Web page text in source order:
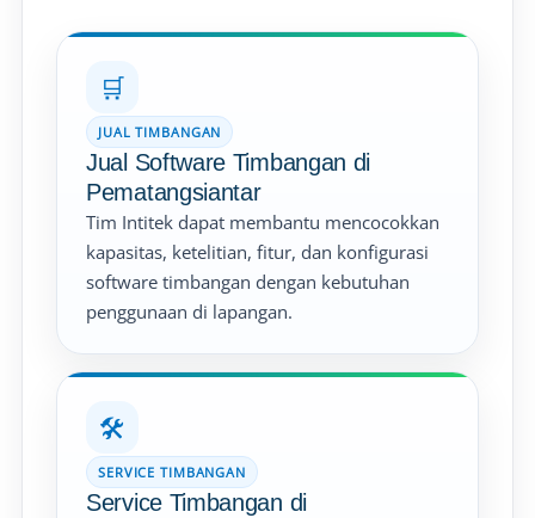
🛒
JUAL TIMBANGAN
Jual Software Timbangan di
Pematangsiantar
Tim Intitek dapat membantu mencocokkan
kapasitas, ketelitian, fitur, dan konfigurasi
software timbangan dengan kebutuhan
penggunaan di lapangan.
🛠️
SERVICE TIMBANGAN
Service Timbangan di